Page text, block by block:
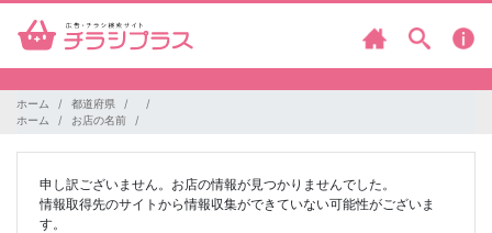
ホーム
都道府県
ホーム
お店の名前
申し訳ございません。お店の情報が見つかりませんでした。
情報取得先のサイトから情報収集ができていない可能性がございま
す。